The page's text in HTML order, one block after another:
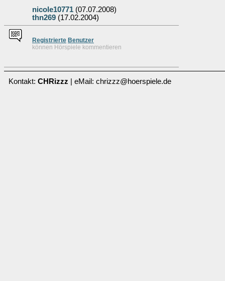
nicole10771 (07.07.2008)
thn269 (17.02.2004)
Registrierte Benutzer
können Hörspiele kommentieren
Kontakt: CHRizzz | eMail: chrizzz@hoerspiele.de